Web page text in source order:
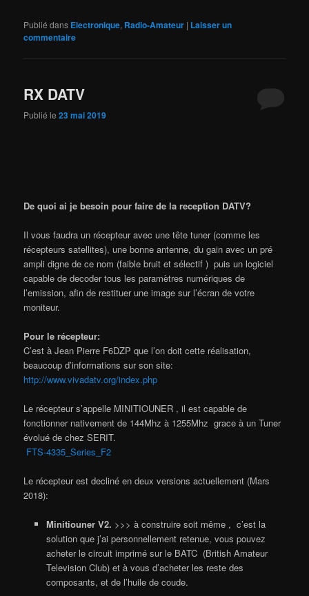
Publié dans Electronique, Radio-Amateur | Laisser un
commentaire
RX DATV
Publié le23 mai 2019
De quoi ai je besoin pour faire de la reception DATV?
Il vous faudra un récepteur avec une tête tuner (comme les
récepteurs satellites), une bonne antenne, du gain avec un pré
ampli digne de ce nom (faible bruit et sélectif ) puis un logiciel
capable de decoder tous les paramètres numériques de
l’emission, afin de restituer une image sur l’écran de votre
moniteur.
Pour lerécepteur:
C’est à Jean Pierre F6DZP que l’on doit cette réalisation,
beaucoup d’informations sur son site:
http://www.vivadatv.org/index.php
Le récepteur s’appelle MINITIOUNER , il est capable de
fonctionner nativement de 144Mhz à 1255Mhz grace à un Tuner
évolué de chez SERIT.
FTS-4335_Series_F2
Le récepteur est decliné en deux versions actuellement (Mars
2018):
Minitiouner V2. >>> à construire soit même , c’est la
solution que j’ai personnellement retenue, vous pouvez
acheter le circuit imprimé sur le BATC (British Amateur
Television Club) et à vous d’acheter les reste des
composants, et de l’huile de coude.